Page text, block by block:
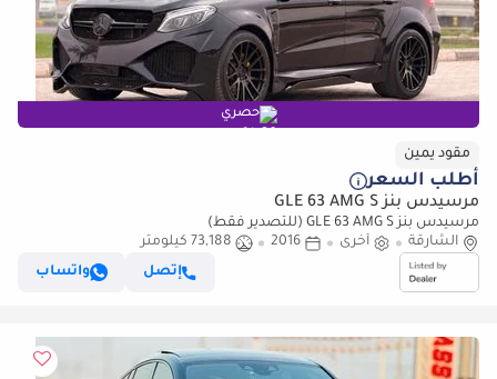
حصري
مقود يمين
أطلب السعر
مرسيدس بنز GLE 63 AMG S
مرسيدس بنز GLE 63 AMG S (للتصدير فقط)
الشارقة
أخرى 2016
73,188 كيلومتر
إتصل
واتساب